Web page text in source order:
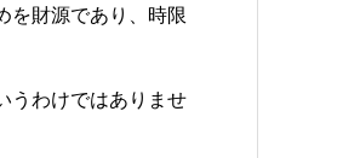
を財源であり、時限
うわけではありませ